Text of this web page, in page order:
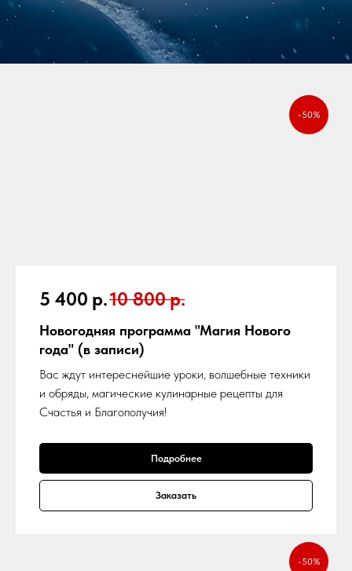
-50%
5 400 р.10 800р.
Новогодняя программа "Магия Нового
года" (в записи)
Вас ждут интереснейшие уроки, волшебные техники
и обряды, магические кулинарные рецепты для
Счастья и Благополучия!
Подробнее
Заказать
-50%